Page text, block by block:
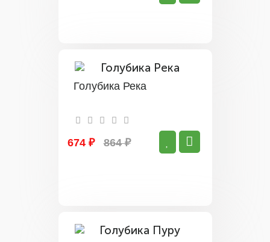
Голубика Река
674 ₽ 864 ₽